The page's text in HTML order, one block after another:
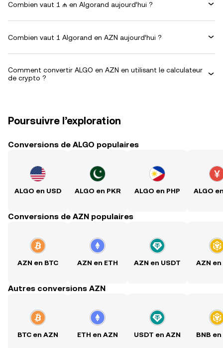
Combien vaut 1 ₼ en Algorand aujourd’hui ?
Combien vaut 1 Algorand en AZN aujourd’hui ?
Comment convertir ALGO en AZN en utilisant le calculateur
de crypto ?
Poursuivre l’exploration
Conversions de ALGO populaires
ALGO en USD ALGO en PKR ALGO en PHP ALGO
Conversions de AZN populaires
AZN en BTC AZN en ETH AZN en USDT AZN en
Autres conversions AZN
BTC en AZN ETH en AZN USDT en AZN BNB en